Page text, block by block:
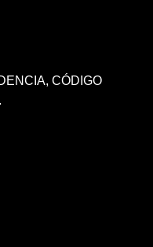
CÓDIGO